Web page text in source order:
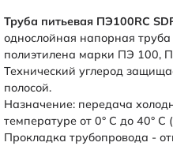
Труба питьевая ПЭ100RC
однослойная напорная
полиэтилена марки ПЭ 100,
Технический углерод
полосой.
Назначение: передача
температуре от 0° С до 40°
Прокладка трубопровода -